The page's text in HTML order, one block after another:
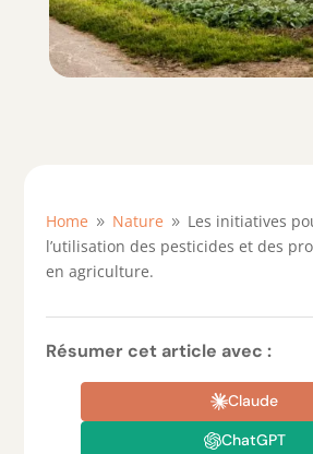
Home 9 Nature 9 Les initiatives
l’utilisation des pesticides et des
en agriculture.
Résumer cet article avec :
Claude
ChatGPT